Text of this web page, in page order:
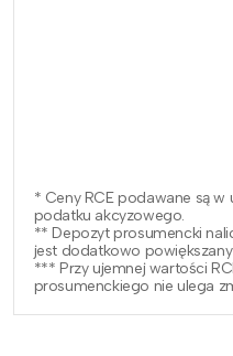
* Ceny RCE podawane są w
podatku akcyzowego.
** Depozyt prosumencki
jest dodatkowo powiększany
*** Przy ujemnej wartości
prosumenckiego nie ulega